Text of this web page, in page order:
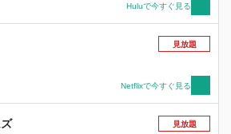
Huluで今すぐ見る
見放題
Netflixで今すぐ見る
見放題